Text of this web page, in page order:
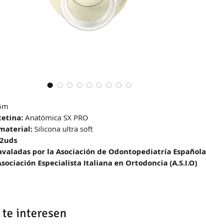
Anatómica SX PRO
Silicona ultra soft
por la Asociación de Odontopediatría Española
Especialista Italiana en Ortodoncia (A.S.I.O)
te interesen